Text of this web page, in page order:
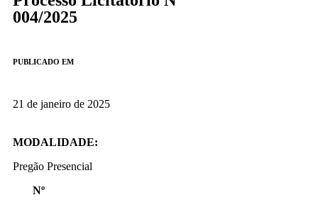
004/2025
PUBLICADO EM
21 de janeiro de 2025
MODALIDADE:
Pregão Presencial
Nº